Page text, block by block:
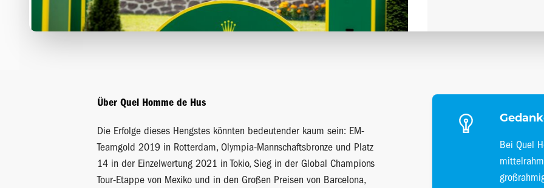
Über Quel Homme de Hus
Die Erfolge dieses Hengstes könnten bedeutender kaum sein: EM-
Teamgold 2019 in Rotterdam, Olympia-Mannschaftsbronze und Platz
14 in der Einzelwertung 2021 in Tokio, Sieg in der Global Champions
Tour-Etappe von Mexiko und in den Großen Preisen von Barcelona,
Bei Quel